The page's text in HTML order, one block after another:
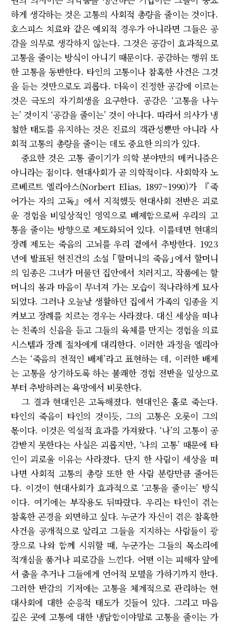
하게 생각하는 것은 고통의 사회적 총량을 줄이는 것이다.
호스피스 치료와 같은 예외적 경우가 아니라면 그들은 공
감을 의무로 생각하지 않는다. 그것은 공감이 효과적으로
고통을 줄이는 방식이 아니기 때문이다. 공감하는 행위 또
한 고통을 동반한다. 타인의 고통이나 참혹한 사건은 그것
을 듣는 것만으로도 괴롭다. 더욱이 진정한 공감에 이르는
것은 극도의 자기희생을 요구한다. 공감은 ‘고통을 나누
는’ 것이지 ‘공감을 줄이는’ 것이 아니다. 따라서 의사가 냉
철한 태도를 유지하는 것은 진료의 객관성뿐만 아니라 사
회적 고통의 총량을 줄이는 데도 중요한 의의가 있다.
중요한 것은 고통 줄이기가 의학 분야만의 메커니즘은
아니라는 점이다. 현대사회가 곧 의학적이다. 사회학자 노
르베르트 엘리아스(Norbert Elias, 1897~1990)가 『죽
어가는 자의 고독』에서 지적했듯 현대사회 전반은 괴로
운 경험을 비일상적인 영역으로 배제함으로써 우리의 고
통을 줄이는 방향으로 제도화되어 있다. 이를테면 현대의
장례 제도는 죽음의 고뇌를 우리 곁에서 추방한다. 1923
년에 발표된 현진건의 소설 ｢할머니의 죽음｣에서 할머니
의 임종은 그녀가 머물던 집안에서 치러지고, 작품에는 할
머니의 몸과 마음이 무너져 가는 모습이 적나라하게 묘사
되었다. 그러나 오늘날 생활하던 집에서 가족의 임종을 지
켜보고 장례를 치르는 경우는 사라졌다. 대신 세상을 떠나
는 친족의 신음을 듣고 그들의 육체를 만지는 경험을 의료
시스템과 장례 절차에게 대리한다. 이러한 과정을 엘리아
스는 ‘죽음의 전적인 배제’라고 표현하는 데, 이러한 배제
는 고통을 상기하도록 하는 불쾌한 경험 전반을 일상으로
부터 추방하려는 욕망에서 비롯한다.
그 결과 현대인은 고독해졌다. 현대인은 홀로 죽는다.
타인의 죽음이 타인의 것이듯, 그의 고통은 오롯이 그의
몫이다. 이것은 역설적 효과를 가져왔다. ‘나’의 고통이 공
감받지 못한다는 사실은 괴롭지만, ‘나의 고통’ 때문에 타
인이 괴로울 이유는 사라졌다. 단지 한 사람이 세상을 떠
나면 사회적 고통의 총량 또한 한 사람 분량만큼 줄어든
다. 이것이 현대사회가 효과적으로 ‘고통을 줄이는’ 방식
이다. 여기에는 부작용도 뒤따랐다. 우리는 타인이 겪는
참혹한 곤경을 외면하고 싶다. 누군가 자신이 겪은 참혹한
사건을 공개적으로 알리고 그들을 지지하는 사람들이 광
장으로 나와 함께 시위할 때, 누군가는 그들의 목소리에
적개심을 품거나 피로감을 느낀다. 어떤 이는 피해자 앞에
서 춤을 추거나 그들에게 언어적 모멸을 가하기까지 한다.
그러한 반감의 기저에는 고통을 체계적으로 관리하는 현
대사회에 대한 순응적 태도가 깃들어 있다. 그리고 마음
깊은 곳에 고통에 대한 냉담함이야말로 고통을 줄이는 가